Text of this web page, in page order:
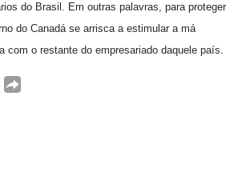
do Brasil. Em outras palavras, para proteger
do Canadá se arrisca a estimular a má
com o restante do empresariado daquele país.